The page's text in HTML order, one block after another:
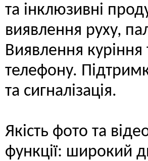
та інклюзивні
виявлення руху,
Виявлення куріння
телефону.
та сигналізація.
Якість фото та
функції: широкий